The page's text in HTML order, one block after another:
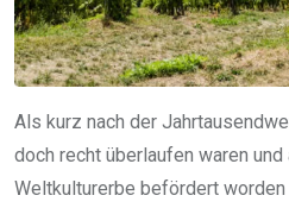
Als kurz nach der
doch recht überlaufen waren
Weltkulturerbe befördert worden